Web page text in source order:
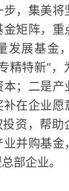
，集美
矩阵，
发展基金
精特新”
；二是
在企业
资，帮
并购基金
部企业。